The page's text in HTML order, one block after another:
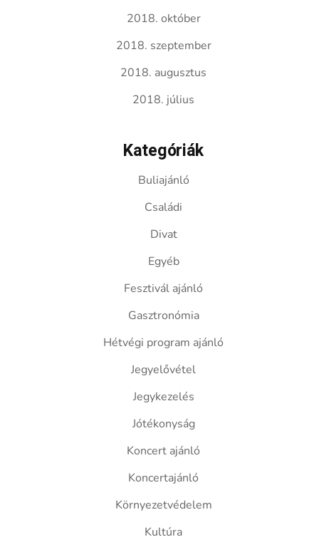
2018. október
2018. szeptember
2018. augusztus
2018. július
Kategóriák
Buliajánló
Családi
Divat
Egyéb
Fesztivál ajánló
Gasztronómia
Hétvégi program ajánló
Jegyelővétel
Jegykezelés
Jótékonyság
Koncert ajánló
Koncertajánló
Környezetvédelem
Kultúra